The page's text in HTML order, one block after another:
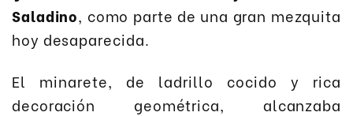
Saladino, como parte de una gran mezquita
hoy desaparecida.
El minarete, de ladrillo cocido y rica
decoración geométrica, alcanzaba